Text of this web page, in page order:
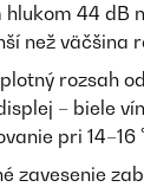
hlukom 44 dB
než väčšina
rozsah
– biele
pri 14–16
zavesenie